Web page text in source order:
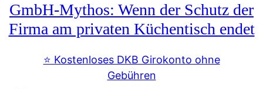
W
e
r
s
e
u
d
t
e
u
e
GmbH-Mythos: Wenn der Schutz der
Firma am privaten Küchentisch endet
⭐️ Kostenloses DKB Girokonto ohne
Gebühren